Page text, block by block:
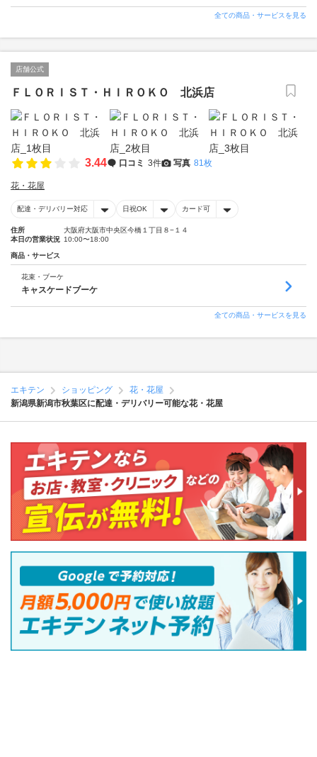
全ての商品・サービスを見る
店舗公式
ＦＬＯＲＩＳＴ・ＨＩＲＯＫＯ 北浜店
3.44 口コミ 3件 写真 81枚
花・花屋
配達・デリバリー対応 日祝OK カード可
住所
大阪府大阪市中央区今橋１丁目８−１４
本日の営業状況 10:00〜18:00
商品・サービス
花束・ブーケ
キャスケードブーケ
全ての商品・サービスを見る
エキテン ショッピング
花・花屋
新潟県新潟市秋葉区に配達・デリバリー可能な花・花屋